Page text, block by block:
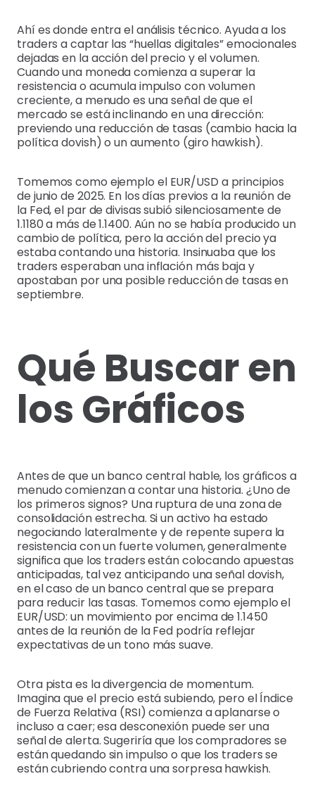
Ahí es donde entra el análisis técnico. Ayuda a los
traders a captar las “huellas digitales” emocionales
dejadas en la acción del precio y el volumen.
Cuando una moneda comienza a superar la
resistencia o acumula impulso con volumen
creciente, a menudo es una señal de que el
mercado se está inclinando en una dirección:
previendo una reducción de tasas (cambio hacia la
política dovish) o un aumento (giro hawkish).
Tomemos como ejemplo el EUR/USD a principios
de junio de 2025. En los días previos a la reunión de
la Fed, el par de divisas subió silenciosamente de
1.1180 a más de 1.1400. Aún no se había producido un
cambio de política, pero la acción del precio ya
estaba contando una historia. Insinuaba que los
traders esperaban una inflación más baja y
apostaban por una posible reducción de tasas en
septiembre.
Qué Buscar en
los Gráficos
Antes de que un banco central hable, los gráficos a
menudo comienzan a contar una historia. ¿Uno de
los primeros signos? Una ruptura de una zona de
consolidación estrecha. Si un activo ha estado
negociando lateralmente y de repente supera la
resistencia con un fuerte volumen, generalmente
significa que los traders están colocando apuestas
anticipadas, tal vez anticipando una señal dovish,
en el caso de un banco central que se prepara
para reducir las tasas. Tomemos como ejemplo el
EUR/USD: un movimiento por encima de 1.1450
antes de la reunión de la Fed podría reflejar
expectativas de un tono más suave.
Otra pista es la divergencia de momentum.
Imagina que el precio está subiendo, pero el Índice
de Fuerza Relativa (RSI) comienza a aplanarse o
incluso a caer; esa desconexión puede ser una
señal de alerta. Sugeriría que los compradores se
están quedando sin impulso o que los traders se
están cubriendo contra una sorpresa hawkish.